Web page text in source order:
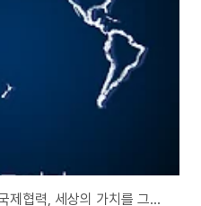
<제8회 SM-PAIR 컨퍼런스 - "국제협력, 세상의 가치를 그리다"> 안내